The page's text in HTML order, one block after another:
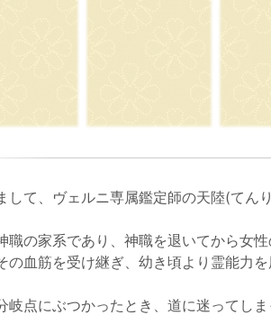
して、ヴェルニ専属鑑定師の天陸(てん
職の家系であり、神職を退いてから女
の血筋を受け継ぎ、幼き頃より霊能力
岐点にぶつかったとき、道に迷ってし